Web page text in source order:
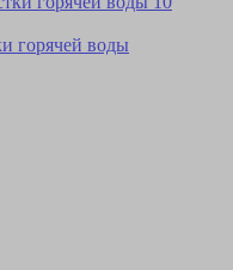
горячей воды